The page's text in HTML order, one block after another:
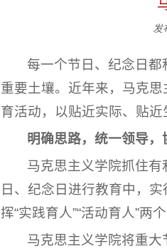
发
每一个节日、纪念日
重要土壤。近年来，马克
育活动，以贴近实际、贴
明确思路，统一领导，
马克思主义学院抓住
日、纪念日进行教育中，
挥“实践育人”“活动育人”两
马克思主义学院将重大